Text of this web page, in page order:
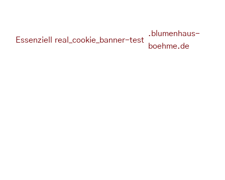
Essenziell real_cookie_banner-test
.blumenhaus-
boehme.de